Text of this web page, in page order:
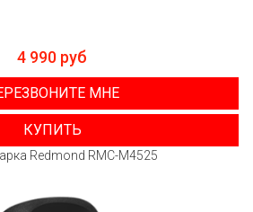
4 990 руб
МНЕ
КУПИТЬ
Redmond RMC-M4525